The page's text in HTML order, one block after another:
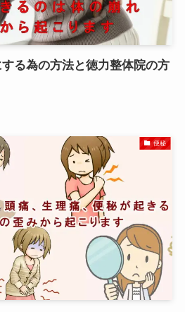
る為の方法と徳力整体院の方
便秘